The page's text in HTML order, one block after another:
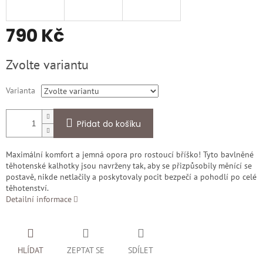
790 Kč
cena:
Zvolte variantu
Varianta
Přidat do košíku
Maximální komfort a jemná opora pro rostoucí bříško! Tyto bavlněné
těhotenské kalhotky jsou navrženy tak, aby se přizpůsobily měnící se
postavě, nikde netlačily a poskytovaly pocit bezpečí a pohodlí po celé
těhotenství.
Detailní informace
ZEPTAT SE
HLÍDAT SDÍLET